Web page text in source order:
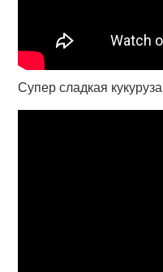
Супер сладкая кукуруза